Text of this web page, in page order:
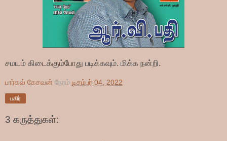
சமயம் கிடைக்கும்போது படிக்கவும். மிக்க நன்றி.
பார்கவ் கேசவன் நேரம் டிசம்பர் 04, 2022
பகிர்
3 கருத்துகள்: